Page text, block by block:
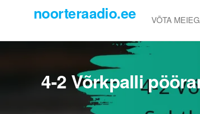
content
noorteraadio.ee VÕTA
4-2 Võrkpalli